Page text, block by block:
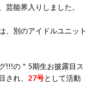
芸能界入りしました。
、別のアイドルユニット
!!!の＂5期生お披露目ス
され、 27号として活動